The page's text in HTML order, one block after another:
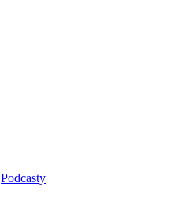
Podcasty